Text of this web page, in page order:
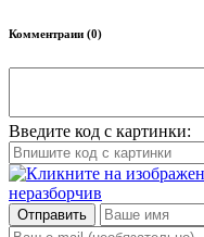
Комментраии (0)
Введите код с картинки:
Отправить